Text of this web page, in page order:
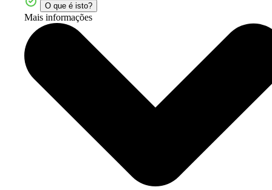
O que é isto?
Mais informações